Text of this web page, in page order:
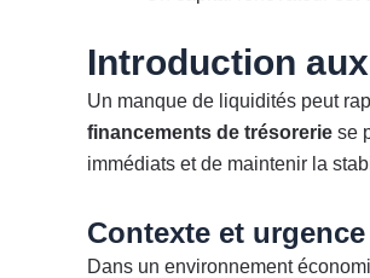
Introduction
Un manque de liquidités peut
financements de trésorerie se
immédiats et de maintenir la
Contexte et
Dans un environnement